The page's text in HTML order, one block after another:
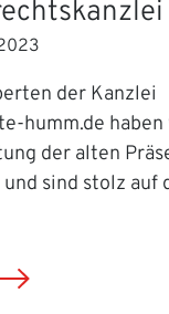
der Kanzlei
humm.de
der alten
sind stolz auf